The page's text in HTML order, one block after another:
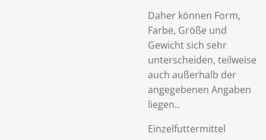
Daher können Form,
Farbe, Größe und
Gewicht sich sehr
unterscheiden, teilweise
auch außerhalb der
angegebenen Angaben
liegen..
Einzelfuttermittel